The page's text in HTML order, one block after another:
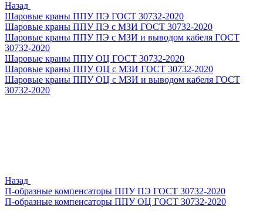
Назад
Шаровые краны ППУ ПЭ ГОСТ 30732-2020
Шаровые краны ППУ ПЭ с МЗИ ГОСТ 30732-2020
Шаровые краны ППУ ПЭ с МЗИ и выводом кабеля ГОСТ
30732-2020
Шаровые краны ППУ ОЦ ГОСТ 30732-2020
Шаровые краны ППУ ОЦ с МЗИ ГОСТ 30732-2020
Шаровые краны ППУ ОЦ с МЗИ и выводом кабеля ГОСТ
30732-2020
Назад
П-образные компенсаторы ППУ ПЭ ГОСТ 30732-2020
П-образные компенсаторы ППУ ОЦ ГОСТ 30732-2020